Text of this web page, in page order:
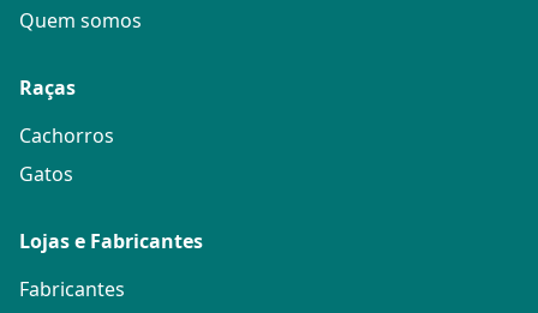
Quem somos
Raças
Cachorros
Gatos
Lojas e Fabricantes
Fabricantes